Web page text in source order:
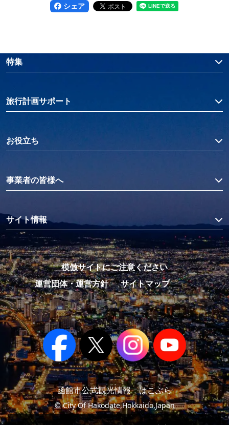
シェア
特集
旅行計画サポート
お役立ち
事業者の皆様へ
サイト情報
模倣サイトにご注意ください
運営団体・運営方針
サイトマップ
函館市公式観光情報 はこぶら
© City Of Hakodate,Hokkaido,Japan